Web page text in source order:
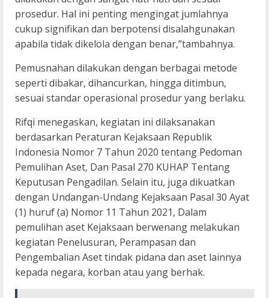
prosedur. Hal ini penting mengingat jumlahnya
cukup signifikan dan berpotensi disalahgunakan
apabila tidak dikelola dengan benar,”tambahnya.
Pemusnahan dilakukan dengan berbagai metode
seperti dibakar, dihancurkan, hingga ditimbun,
sesuai standar operasional prosedur yang berlaku.
Rifqi menegaskan, kegiatan ini dilaksanakan
berdasarkan Peraturan Kejaksaan Republik
Indonesia Nomor 7 Tahun 2020 tentang Pedoman
Pemulihan Aset, Dan Pasal 270 KUHAP Tentang
Keputusan Pengadilan. Selain itu, juga dikuatkan
dengan Undangan-Undang Kejaksaan Pasal 30 Ayat
(1) huruf (a) Nomor 11 Tahun 2021, Dalam
pemulihan aset Kejaksaan berwenang melakukan
kegiatan Penelusuran, Perampasan dan
Pengembalian Aset tindak pidana dan aset lainnya
kepada negara, korban atau yang berhak.